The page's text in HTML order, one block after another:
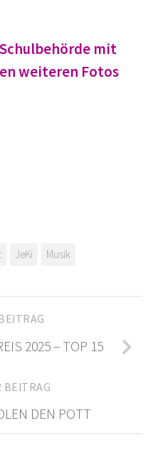
mit
weiteren Fotos
JeKi Musik
2025 – TOP 15
BEITRAG
DEN POTT